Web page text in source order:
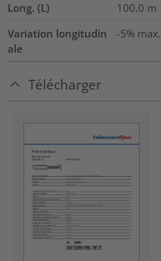
Long. (L) 100.0 m
Variation longitudin
ale
-5% max.
Télécharger